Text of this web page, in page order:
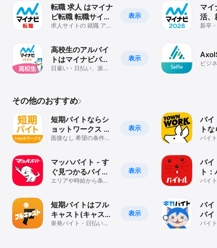
に！
表示
転職 求人 はマイナ
ビ転職 転職サイト
の転職アプリで仕
求人サイトの 就職 アプ
表示
高校生のアルバイ
トはマイナビバイ
ト！短期・単発バ
日雇い・日払い、派遣
マ
活
卒
新卒
ビジ
その他のおすすめ
表示
短期バイトならシ
ョットワークス す
ぐ働ける単発バイ
面接なし 希望の条件で
表示
マッハバイト - す
ぐ見つかるバイ
ト・アルバイト求
エリアや時給から条件
表示
短期バイトはフル
キャスト(キャスト
ポータル)単発バイ
単発バイト・日払いバ
バイ
ト
ク
バイ
バイ
ト
バイ
バイ
バイ
バイ
ルバ
バイ